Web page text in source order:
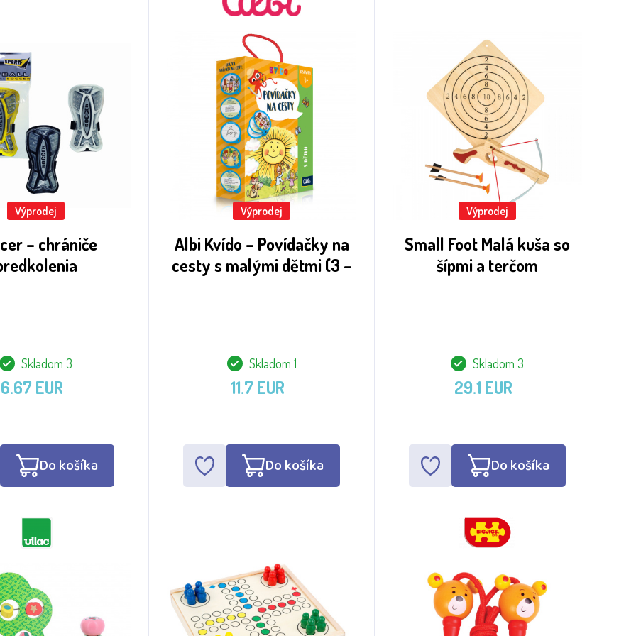
Výprodej
– chrániče
Skladom 3
6.67 EUR
Do košíka
Výprodej
Albi Kvído – Povídačky na
cesty s malými dětmi (3 –
Skladom 1
11.7 EUR
Do košíka
Výprodej
Small Foot Malá kuša so
šípmi a terčom
Skladom 3
29.1 EUR
Do košíka